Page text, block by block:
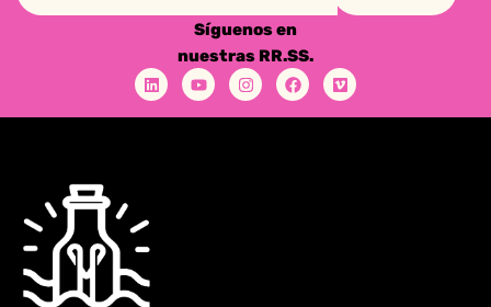
Síguenos en
nuestras RR.SS.